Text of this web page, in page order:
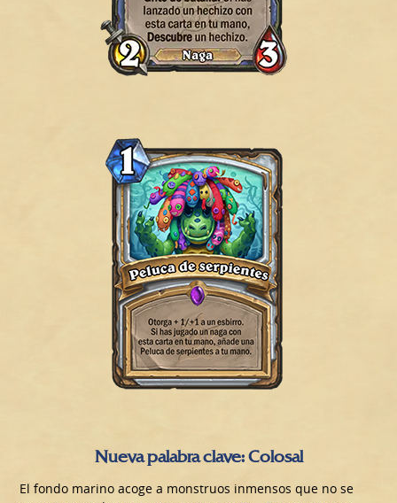
Nueva palabra clave: Colosal
El fondo marino acoge a monstruos inmensos que no se